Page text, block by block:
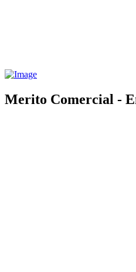
Merito Comercial -